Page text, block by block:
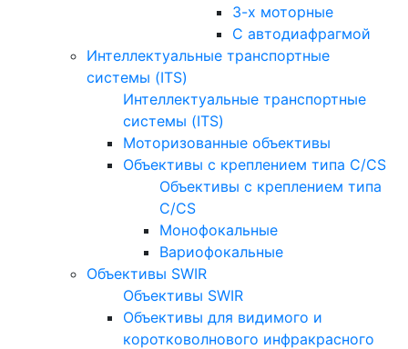
3-х моторные
С автодиафрагмой
Интеллектуальные транспортные
системы (ITS)
Интеллектуальные транспортные
системы (ITS)
Моторизованные объективы
Объективы с креплением типа C/CS
Объективы с креплением типа
C/CS
Монофокальные
Вариофокальные
Объективы SWIR
Объективы SWIR
Объективы для видимого и
коротковолнового инфракрасного